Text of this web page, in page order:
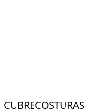
CUBRECOSTURAS